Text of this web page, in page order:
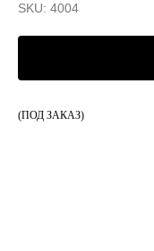
SKU: 4004
(ПОД ЗАКАЗ)